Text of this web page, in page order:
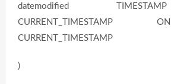
datemodified
CURRENT_TIMESTAMP
CURRENT_TIMESTAMP
)